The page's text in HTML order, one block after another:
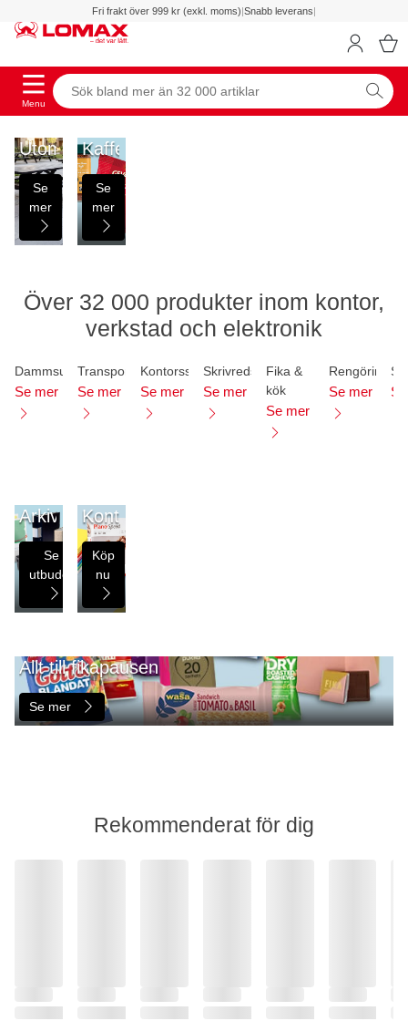
Fri frakt över 999 kr (exkl. moms)|Snabb leverans|
Menu
Utomhus
Se
mer
Kaffe
Se
mer
Över 32 000 produkter inom kontor,
verkstad och elektronik
Dammsugare
Se mer
Transportutrustning
Se mer
Kontorsstolar
Se mer
Skrivredskap
Se mer
Fika &
kök
Se mer
Rengöring
Se mer
Arkivering
Se
utbudet
Kontorsmaterial
Köp
nu
Allt till fikapausen
Se mer
Rekommenderat för dig